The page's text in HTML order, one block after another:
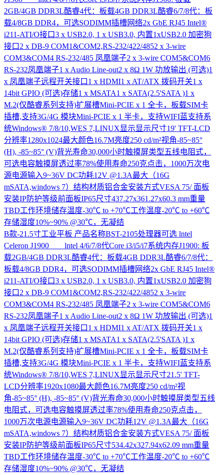
2GB/4GB DDR3L酷睿4代：板载4GB DDR3L酷睿6/7/8代：板
载4/8GB DDR4，可选SODIMM插槽网络2x GbE RJ45 Intel®
i211-ATI/O接口3 x USB2.0, 1 x USB3.0, 内置1xUSB2.0 加密狗
接口2 x DB-9 COM1&COM2,RS-232/422/4852 x 3-wire
COM3&COM4 RS-232/485 凤凰端子2 x 3-wire COM5&COM6
RS-232凤凰端子1 x Audio Line-out2 x 8Ω 1W 功放输出 (可选)1
x 凤凰端子远程开关接口1 x HDMI1 x AT/ATX 拨码开关1 x
14bit GPIO (可选)存储1 x MSATA1 x SATA(2.5'SATA )1 x
M.2(仅酷睿系列支持)扩展槽Mini-PCIE x 1 全卡，板载SIM卡
插槽,支持3G/4G 模块Mini-PCIE x 1 半卡，支持WIFI蓝支持系
统Windows® 7/8/10,WES 7,LINUX显示显示尺寸19' TFT-LCD
分辨率1280x1024最大颜色16.7M亮度250 cd/m²视角-85~85°
(H), -85~85° (V)背光寿命30,000小时触摸屏类型五线电阻式，
可选电容触摸屏透过率78%使用寿命250克点击，1000万次电
源电源输入9~36V DC功耗12V @1.3A最大（16G
mSATA,windows 7）结构材质铝合金安装方式VESA 75/ 面板
安装IP防护等级前面板IP65尺寸437.27x361.27x60.3 mm重量
TBD工作环境储存温度-30℃ to +70℃工作温度-20℃ to +60℃
存储湿度10%~90% @30℃，无凝结
B款-21.5寸工业平板 产品名称BST-2105处理器可选 lntel
Celeron J1900 lntel 4/6/7/8代Core i3/i5/i7系统内存J1900: 板
载2GB/4GB DDR3L酷睿4代：板载4GB DDR3L酷睿6/7/8代：
板载4/8GB DDR4，可选SODIMM插槽网络2x GbE RJ45 Intel®
i211-ATI/O接口3 x USB2.0, 1 x USB3.0, 内置1xUSB2.0 加密狗
接口2 x DB-9 COM1&COM2,RS-232/422/4852 x 3-wire
COM3&COM4 RS-232/485 凤凰端子2 x 3-wire COM5&COM6
RS-232凤凰端子1 x Audio Line-out2 x 8Ω 1W 功放输出 (可选)1
x 凤凰端子远程开关接口1 x HDMI1 x AT/ATX 拨码开关1 x
14bit GPIO (可选)存储1 x MSATA1 x SATA(2.5'SATA )1 x
M.2(仅酷睿系列支持)扩展槽Mini-PCIE x 1 全卡，板载SIM卡
插槽,支持3G/4G 模块Mini-PCIE x 1 半卡，支持WIFI蓝支持系
统Windows® 7/8/10,WES 7,LINUX显示显示尺寸21.5' TFT-
LCD分辨率1920x1080最大颜色16.7M亮度250 cd/m²视
角-85~85° (H), -85~85° (V)背光寿命30,000小时触摸屏类型五线
电阻式，可选电容触摸屏透过率78%使用寿命250克点击，
1000万次电源电源输入9~36V DC功耗12V @1.3A最大（16G
mSATA,windows 7）结构材质铝合金安装方式VESA 75/ 面板
安装IP防护等级前面板IP65尺寸534.42x327.94x62.09 mm重量
TBD工作环境储存温度-30℃ to +70℃工作温度-20℃ to +60℃
存储湿度10%~90% @30℃，无凝结